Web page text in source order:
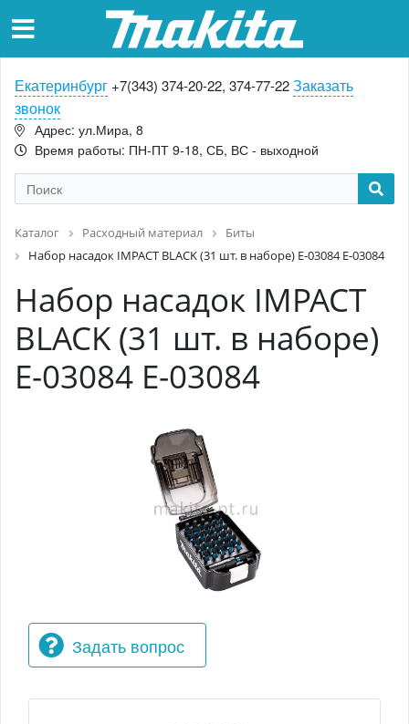
Екатеринбург +7(343) 374-20-22, 374-77-22Заказать
звонок
Адрес: ул.Мира, 8
Время работы: ПН-ПТ 9-18, СБ, ВС - выходной
Каталог Расходный материал
Биты
Набор насадок IMPACT BLACK (31 шт. в наборе) E-03084 E-03084
Набор насадок IMPACT
BLACK (31 шт. в наборе)
E-03084 E-03084
Задать вопрос